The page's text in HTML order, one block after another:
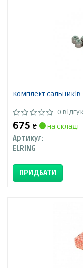
Комплект сальників
0
675 ₴
на складі
Артикул:
ELRING
ПРИДБАТИ